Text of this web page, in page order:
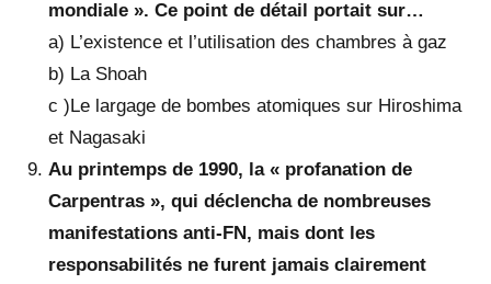
mondiale ». Ce point de détail portait sur…
a) L’existence et l’utilisation des chambres à gaz
b) La Shoah
c )Le largage de bombes atomiques sur Hiroshima
et Nagasaki
Au printemps de 1990, la « profanation de
Carpentras », qui déclencha de nombreuses
manifestations anti-FN, mais dont les
responsabilités ne furent jamais clairement